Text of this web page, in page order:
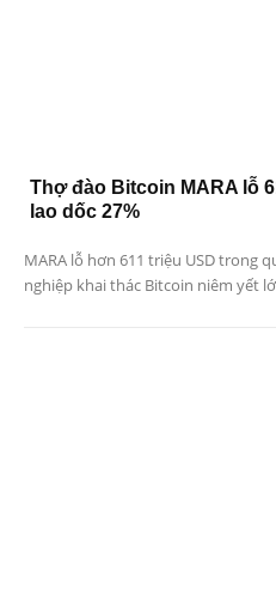
Thợ đào Bitcoin MARA lỗ
lao dốc 27%
MARA lỗ hơn 611 triệu USD trong
nghiệp khai thác Bitcoin niêm yết